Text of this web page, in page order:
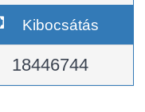
Kibocsátás
18446744